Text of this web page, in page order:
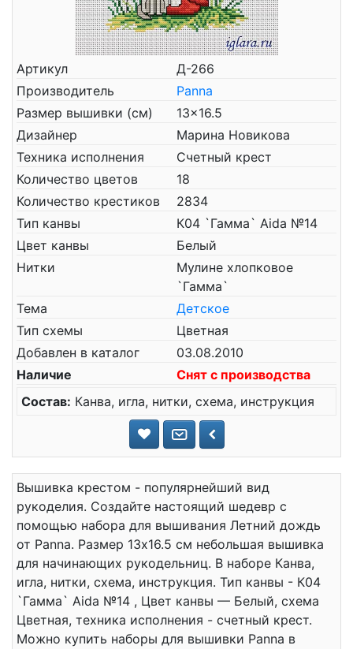
Артикул
Д-266
Производитель
Panna
Размер вышивки (см)
13x16.5
Дизайнер
Марина Новикова
Техника исполнения
Счетный крест
Количество цветов
18
Количество крестиков
2834
Тип канвы
К04 `Гамма` Aida №14
Цвет канвы
Белый
Нитки
Мулине хлопковое
`Гамма`
Тема
Детское
Тип схемы
Цветная
Добавлен в каталог
03.08.2010
Наличие
Снят с производства
Состав: Канва, игла, нитки, схема, инструкция
Вышивка крестом - популярнейший вид
рукоделия. Создайте настоящий шедевр с
помощью набора для вышивания Летний дождь
от Panna. Размер 13x16.5 см небольшая вышивка
для начинающих рукодельниц. В наборе Канва,
игла, нитки, схема, инструкция. Тип канвы - К04
`Гамма` Aida №14 , Цвет канвы — Белый, схема
Цветная, техника исполнения - счетный крест.
Можно купить наборы для вышивки Panna в